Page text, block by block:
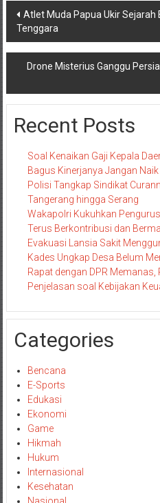
Navigasi
pos
Atlet Muda Papua Ukir Sejarah
Tenggara
Drone Misterius Ganggu
Recent Posts
Soal Kenaikan Gaji Kepala
Bagus Kinerjanya Jangan Naik
Polisi Tangkap Sindikat
Tangerang hingga Serang
Wakapolri Kukuhkan
Terus Berkontribusi dan
Evakuasi Lansia Sakit
Kades Ungkap Desa Belum
Rapat dengan DPR Memanas,
Penjelasan soal Kebijakan
Categories
Bencana
E-Sports
Edukasi
Ekonomi
Game
Hikmah
Hukum
Internasional
Kesehatan